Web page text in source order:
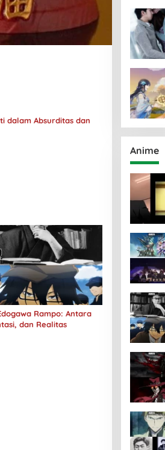
dalam Absurditas dan
Rampo: Antara
dan Realitas
Anime